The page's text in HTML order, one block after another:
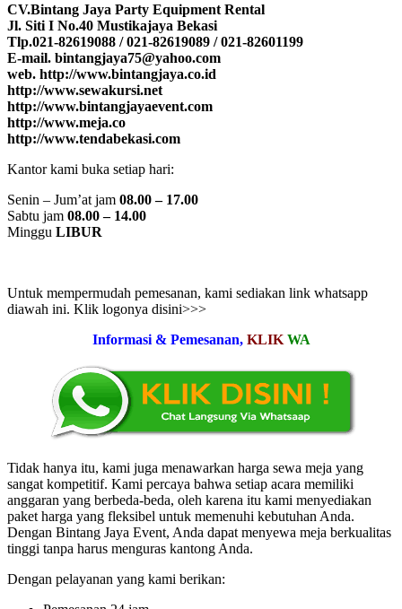
CV.Bintang Jaya Party Equipment Rental
Jl. Siti I No.40 Mustikajaya Bekasi
Tlp.021-82619088 / 021-82619089 / 021-82601199
E-mail. bintangjaya75@yahoo.com
web. http://www.bintangjaya.co.id
http://www.sewakursi.net
http://www.bintangjayaevent.com
http://www.meja.co
http://www.tendabekasi.com
Kantor kami buka setiap hari:
Senin – Jum’at jam 08.00 – 17.00
Sabtu jam 08.00 – 14.00
Minggu LIBUR
Untuk mempermudah pemesanan, kami sediakan link whatsapp
diawah ini. Klik logonya disini>>>
Informasi & Pemesanan, KLIK WA
Tidak hanya itu, kami juga menawarkan harga sewa meja yang
sangat kompetitif. Kami percaya bahwa setiap acara memiliki
anggaran yang berbeda-beda, oleh karena itu kami menyediakan
paket harga yang fleksibel untuk memenuhi kebutuhan Anda.
Dengan Bintang Jaya Event, Anda dapat menyewa meja berkualitas
tinggi tanpa harus menguras kantong Anda.
Dengan pelayanan yang kami berikan: